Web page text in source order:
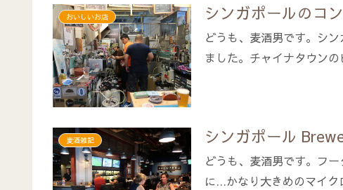
おいしいお店 シンガポールのコ
どうも、麦酒男です。シ
ました。チャイナタウン
麦酒雑記 シンガポール
どうも、麦酒男です。フ
に…かなり大きめのマイ